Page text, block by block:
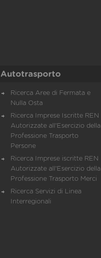
Autotrasporto
Ricerca Aree di Fermata e
Nulla Osta
Ricerca Imprese Iscritte REN
Autorizzate all'Esercizio della
Professione Trasporto
Persone
Ricerca Imprese iscritte REN
Autorizzate all'Esercizio della
Professione Trasporto Merci
Ricerca Servizi di Linea
Interregionali